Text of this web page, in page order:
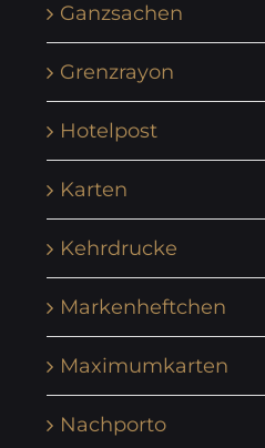
Ganzsachen
Grenzrayon
Hotelpost
Karten
Kehrdrucke
Markenheftchen
Maximumkarten
Nachporto